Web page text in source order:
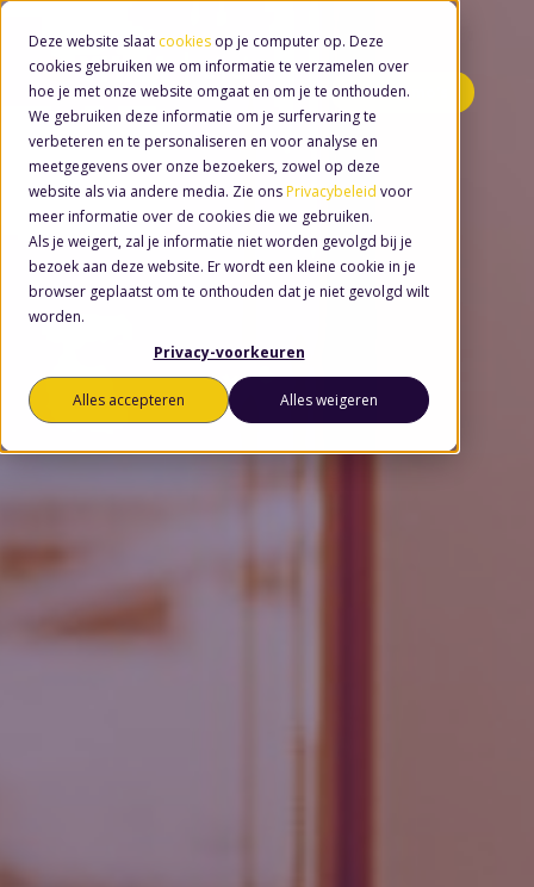
Deze website slaat cookies op je computer op. Deze
cookies gebruiken we om informatie te verzamelen over
hoe je met onze website omgaat en om je te onthouden.
We gebruiken deze informatie om je surfervaring te
verbeteren en te personaliseren en voor analyse en
meetgegevens over onze bezoekers, zowel op deze
website als via andere media. Zie ons Privacybeleid voor
meer informatie over de cookies die we gebruiken.
Als je weigert, zal je informatie niet worden gevolgd bij je
bezoek aan deze website. Er wordt een kleine cookie in je
browser geplaatst om te onthouden dat je niet gevolgd wilt
worden.
Privacy-voorkeuren
Alles accepteren Alles weigeren
Minidemo's